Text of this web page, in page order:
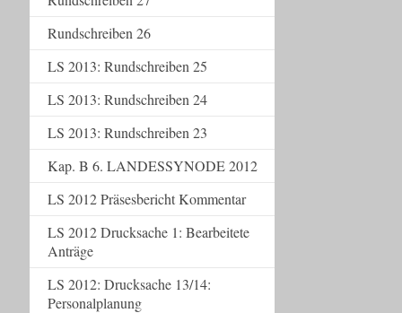
Rundschreiben 26
LS 2013: Rundschreiben 25
LS 2013: Rundschreiben 24
LS 2013: Rundschreiben 23
Kap. B 6. LANDESSYNODE 2012
LS 2012 Präsesbericht Kommentar
LS 2012 Drucksache 1: Bearbeitete
Anträge
LS 2012: Drucksache 13/14:
Personalplanung